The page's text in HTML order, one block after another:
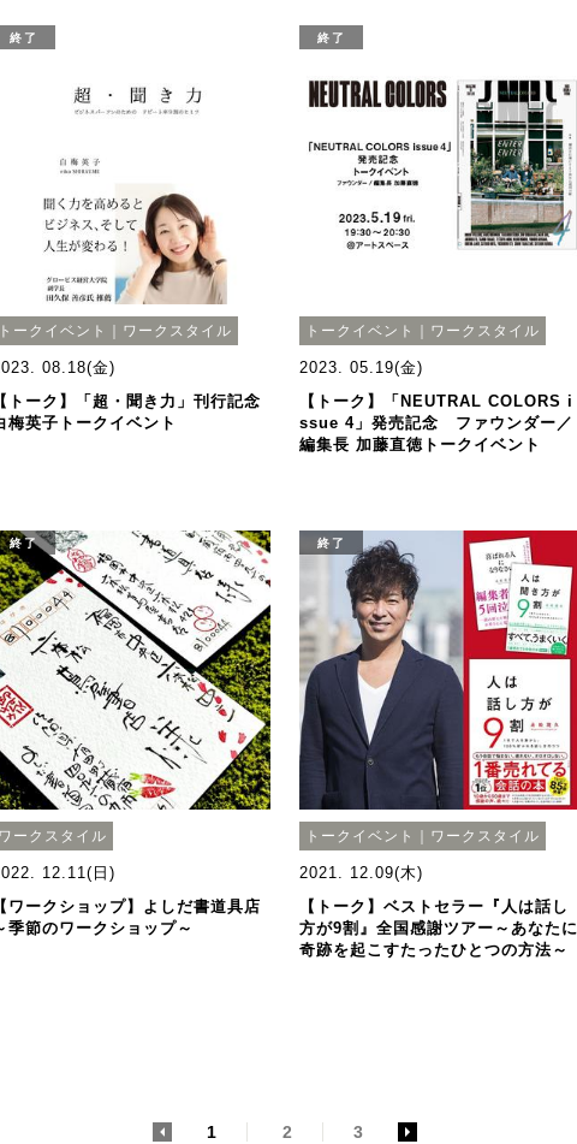
終了
トークイベント｜ワークスタイル
08.18(金)
【トーク】「超・聞き力」刊行記念
梅英子トークイベント
終了
トークイベント｜ワークスタイル
2023. 05.19(金)
【トーク】「NEUTRAL COLORS i
ssue 4」発売記念 ファウンダー／
編集長 加藤直徳トークイベント
終了
ワークスタイル
12.11(日)
【ワークショップ】よしだ書道具店
季節のワークショップ～
終了
トークイベント｜ワークスタイル
2021. 12.09(木)
【トーク】ベストセラー『人は話し
方が9割』全国感謝ツアー～あなたに
奇跡を起こすたったひとつの方法～
1 2 3